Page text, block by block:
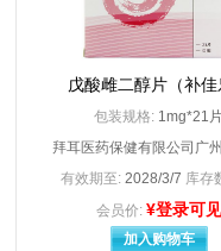
AG
und Co.KG
Becton，DickinsonandCompany 碧迪公司
Boehringer Ingelheim Pharma Gmbll CO.KG
GmbH
Gm
AS
Production
Production/法国
戊酸雌二醇片（补佳
包装规格: 1mg*21
拜耳医药保健有限公司广
有效期至: 2028/3/7 库存
会员价: ¥登录可见
加入购物车